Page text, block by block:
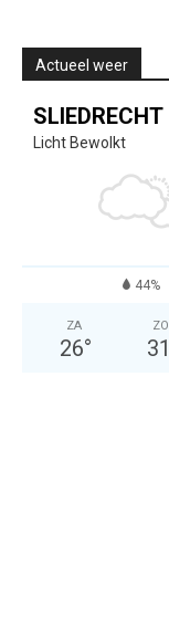
Actueel weer
SLIEDRECHT
Licht Bewolkt
44%
ZA
26°
ZO
31